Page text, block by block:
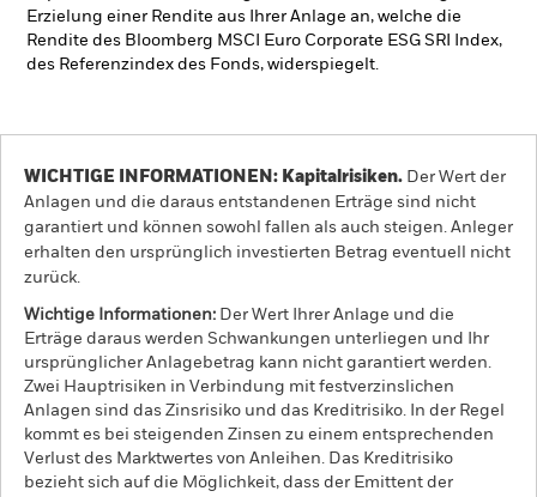
Erzielung einer Rendite aus Ihrer Anlage an, welche die
Rendite des Bloomberg MSCI Euro Corporate ESG SRI Index,
des Referenzindex des Fonds, widerspiegelt.
WICHTIGE INFORMATIONEN: Kapitalrisiken. Der Wert der
Anlagen und die daraus entstandenen Erträge sind nicht
garantiert und können sowohl fallen als auch steigen. Anleger
erhalten den ursprünglich investierten Betrag eventuell nicht
zurück.
Wichtige Informationen: Der Wert Ihrer Anlage und die
Erträge daraus werden Schwankungen unterliegen und Ihr
ursprünglicher Anlagebetrag kann nicht garantiert werden.
Zwei Hauptrisiken in Verbindung mit festverzinslichen
Anlagen sind das Zinsrisiko und das Kreditrisiko. In der Regel
kommt es bei steigenden Zinsen zu einem entsprechenden
Verlust des Marktwertes von Anleihen. Das Kreditrisiko
bezieht sich auf die Möglichkeit, dass der Emittent der